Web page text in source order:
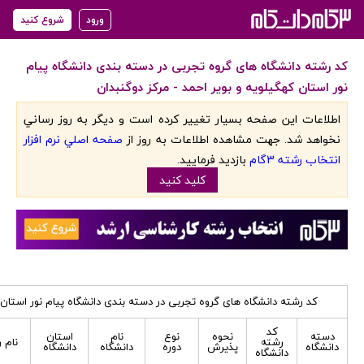
ورود شروع کنید
کد رشته دانشگاه های گروه تجربی در دسته بندی دانشگاه پیام
نور استان کهگیلویه و بویر احمد - مرکز دوگنبدان
اطلاعات اين صفحه بسيار تغيير کرده است و ديگر به روز رساني
نخواهد شد. جهت مشاهده اطلاعات به روز از صفحه اصلي نرم افزار
انتخاب رشته 3گام
بازديد فرماييد.
کليد کنيد
کد رشته دانشگاه های گروه تجربی در دسته بندی دانشگاه پیام نور
دسته
دانشگاه
کد
رشته
دانشگاه
نحوه
پذیرش
نوع
دوره
نام
دانشگاه
استان
دانشگاه